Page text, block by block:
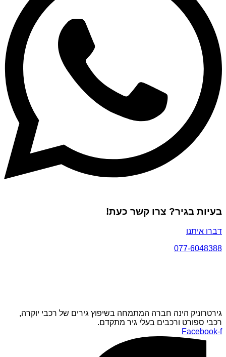
בעיות בגיר? צרו קשר כעת!
דברו איתנו
077-6048388
גירטרוניק הינה חברה המתמחה בשיפוץ גירים של רכבי יוקרה,
רכבי ספורט ורכבים בעלי גיר מתקדם.
Facebook-f